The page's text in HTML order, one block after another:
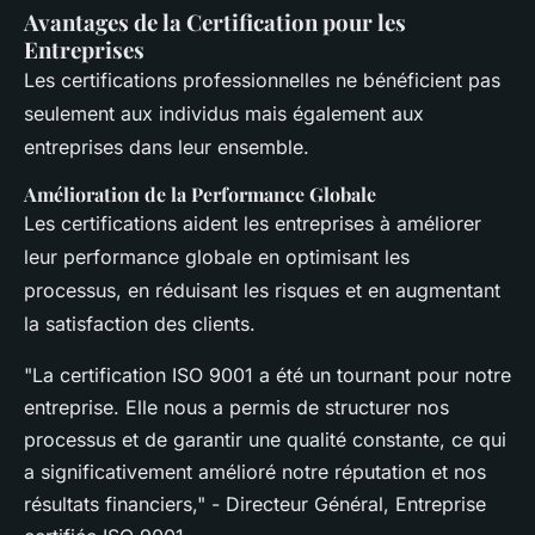
Avantages de la Certification pour les
Entreprises
Les certifications professionnelles ne bénéficient pas
seulement aux individus mais également aux
entreprises dans leur ensemble.
Amélioration de la Performance Globale
Les certifications aident les entreprises à améliorer
leur performance globale en optimisant les
processus, en réduisant les risques et en augmentant
la satisfaction des clients.
"La certification ISO 9001 a été un tournant pour notre
entreprise. Elle nous a permis de structurer nos
processus et de garantir une qualité constante, ce qui
a significativement amélioré notre réputation et nos
résultats financiers," - Directeur Général, Entreprise